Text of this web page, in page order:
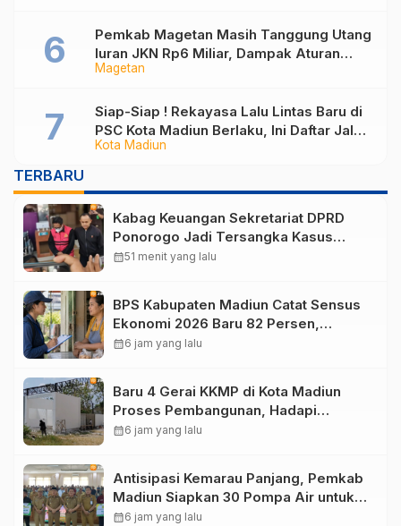
Magetan
Pemkab Magetan Masih Tanggung Utang
Iuran JKN Rp6 Miliar, Dampak Aturan
Berlaku Surut dan Tekanan Fiskal
Kota Madiun
Siap-Siap ! Rekayasa Lalu Lintas Baru di
PSC Kota Madiun Berlaku, Ini Daftar Jalan
yang Berubah
TERBARU
Kabag Keuangan Sekretariat DPRD
Ponorogo Jadi Tersangka Kasus
Dugaan Korupsi Tunjangan Perumahan
calendar_month51 menit yang lalu
BPS Kabupaten Madiun Catat Sensus
Ekonomi 2026 Baru 82 Persen,
Puluhan Ribu Responden yang Belum
calendar_month6 jam yang lalu
Baru 4 Gerai KKMP di Kota Madiun
Proses Pembangunan, Hadapi
Kendala Keterbatasan Lahan
calendar_month6 jam yang lalu
Antisipasi Kemarau Panjang, Pemkab
Madiun Siapkan 30 Pompa Air untuk
Petani di 15 Kecamatan
calendar_month6 jam yang lalu